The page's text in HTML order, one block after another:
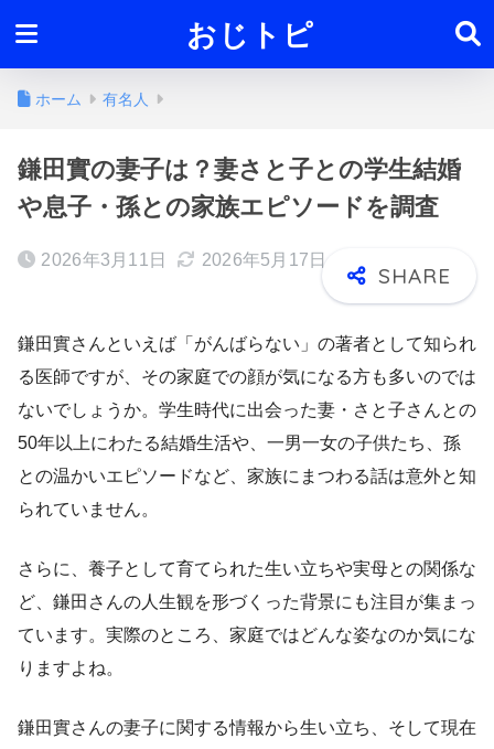
おじトピ
ホーム 有名人
鎌田實の妻子は？妻さと子との学生結婚
や息子・孫との家族エピソードを調査
2026年3月11日 2026年5月17日
鎌田實さんといえば「がんばらない」の著者として知られ
る医師ですが、その家庭での顔が気になる方も多いのでは
ないでしょうか。学生時代に出会った妻・さと子さんとの
50年以上にわたる結婚生活や、一男一女の子供たち、孫
との温かいエピソードなど、家族にまつわる話は意外と知
られていません。
さらに、養子として育てられた生い立ちや実母との関係な
ど、鎌田さんの人生観を形づくった背景にも注目が集まっ
ています。実際のところ、家庭ではどんな姿なのか気にな
りますよね。
鎌田實さんの妻子に関する情報から生い立ち、そして現在